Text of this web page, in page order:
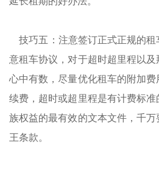
技巧五：注意签订正式正规的租
意租车协议，对于超时超里程以
心中有数，尽量优化租车的附加
续费，超时或超里程是有计费标
族权益的最有效的文本文件，千
王条款。